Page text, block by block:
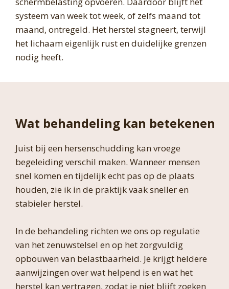
systeem van week tot week, of zelfs maand tot
maand, ontregeld. Het herstel stagneert, terwijl
het lichaam eigenlijk rust en duidelijke grenzen
nodig heeft.
Wat behandeling kan betekenen
Juist bij een hersenschudding kan vroege
begeleiding verschil maken. Wanneer mensen
snel komen en tijdelijk echt pas op de plaats
houden, zie ik in de praktijk vaak sneller en
stabieler herstel.
In de behandeling richten we ons op regulatie
van het zenuwstelsel en op het zorgvuldig
opbouwen van belastbaarheid. Je krijgt heldere
aanwijzingen over wat helpend is en wat het
herstel kan vertragen, zodat je niet blijft zoeken